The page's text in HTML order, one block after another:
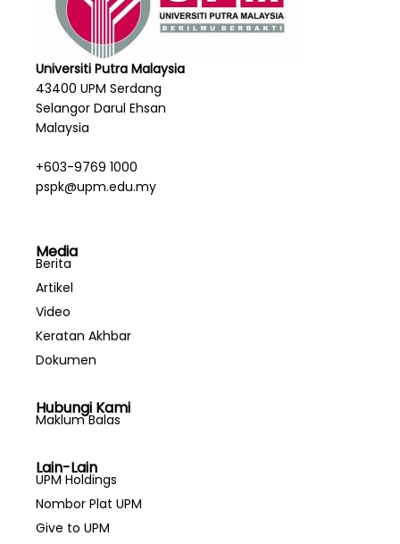
Universiti Putra Malaysia
43400 UPM Serdang
Selangor Darul Ehsan
Malaysia
+603-9769 1000
pspk@upm.edu.my
Media
Berita
Artikel
Video
Keratan Akhbar
Dokumen
Hubungi Kami
Maklum Balas
Lain-Lain
UPM Holdings
Nombor Plat UPM
Give to UPM